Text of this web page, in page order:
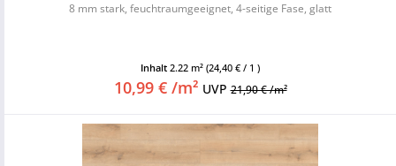
8 mm stark, feuchtraumgeeignet, 4-seitige Fase, glatt
Inhalt 2.22 m² (24,40 € / 1 )
10,99 € /m² UVP21,90 € /m²